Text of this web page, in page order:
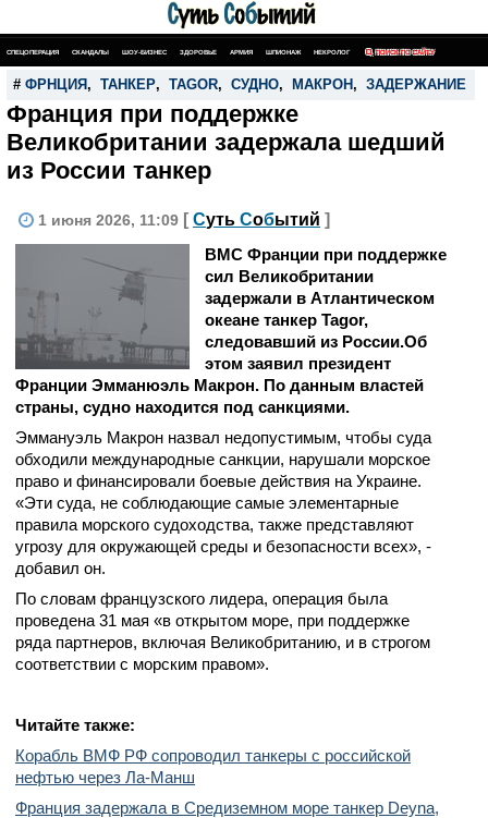
СПЕЦОПЕРАЦИЯ СКАНДАЛЫ ШОУ-БИЗНЕС ЗДОРОВЬЕ АРМИЯ ШПИОНАЖ НЕКРОЛОГ ПОИСК ПО САЙТУ
# ФРНЦИЯ , ТАНКЕР, TAGOR, СУДНО, МАКРОН , ЗАДЕРЖАНИЕ
Франция при поддержке
Великобритании задержала шедший
из России танкер
1 июня 2026, 11:09 [ Суть Событий ]
ВМС Франции при поддержке
сил Великобритании
задержали в Атлантическом
океане танкер Tagor,
следовавший из России.Об
этом заявил президент
Франции Эмманюэль Макрон. По данным властей
страны, судно находится под санкциями.
Эммануэль Макрон назвал недопустимым, чтобы суда
обходили международные санкции, нарушали морское
право и финансировали боевые действия на Украине.
«Эти суда, не соблюдающие самые элементарные
правила морского судоходства, также представляют
угрозу для окружающей среды и безопасности всех», -
добавил он.
По словам французского лидера, операция была
проведена 31 мая «в открытом море, при поддержке
ряда партнеров, включая Великобританию, и в строгом
соответствии с морским правом».
Читайте также:
Корабль ВМФ РФ сопроводил танкеры с российской
нефтью через Ла-Манш
Франция задержала в Средиземном море танкер Deyna,